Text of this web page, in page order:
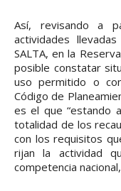
Así, revisando a
actividades
SALTA, en la
posible constatar
uso permitido o
Código de
es el que “estando
totalidad de los
con los requisitos
rijan la actividad
competencia